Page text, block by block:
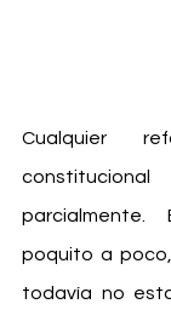
Cualquier
parcialmente.
poquito a
todavía no